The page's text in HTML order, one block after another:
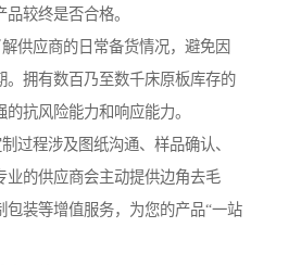
较终是否合格。
供应商的日常备货情况，避免因
。拥有数百乃至数千床原板库存的
抗风险能力和响应能力。
过程涉及图纸沟通、样品确认、
业的供应商会主动提供边角去毛
包装等增值服务，为您的产品“一站